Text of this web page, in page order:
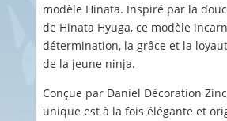
modèle Hinata. Inspiré par la
de Hinata Hyuga, ce modèle
détermination, la grâce et la
de la jeune ninja.
Conçue par Daniel Décoration
unique est à la fois élégante et